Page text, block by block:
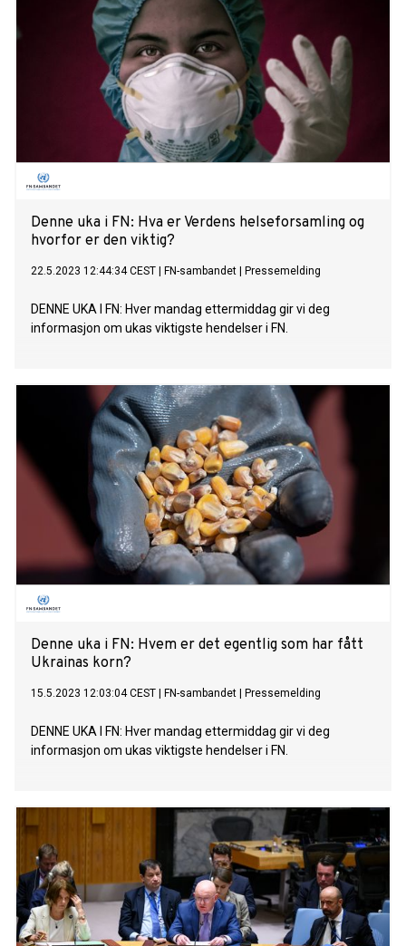
Denne uka i FN: Hva er Verdens helseforsamling og
hvorfor er den viktig?
22.5.2023 12:44:34 CEST FN-sambandet Pressemelding
DENNE UKA I FN: Hver mandag ettermiddag gir vi deg
informasjon om ukas viktigste hendelser i FN.
Denne uka i FN: Hvem er det egentlig som har fått
Ukrainas korn?
15.5.2023 12:03:04 CEST FN-sambandet Pressemelding
DENNE UKA I FN: Hver mandag ettermiddag gir vi deg
informasjon om ukas viktigste hendelser i FN.